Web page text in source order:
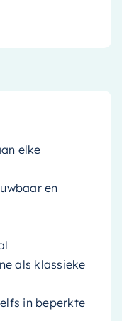
elke
en
als klassieke
in beperkte